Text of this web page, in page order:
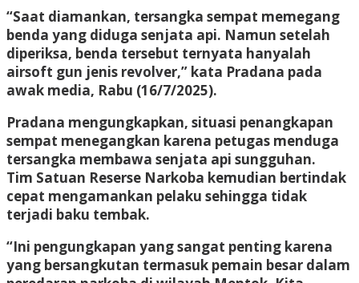
“Saat diamankan, tersangka sempat memegang
benda yang diduga senjata api. Namun setelah
diperiksa, benda tersebut ternyata hanyalah
airsoft gun jenis revolver,” kata Pradana pada
awak media, Rabu (16/7/2025).
Pradana mengungkapkan, situasi penangkapan
sempat menegangkan karena petugas menduga
tersangka membawa senjata api sungguhan.
Tim Satuan Reserse Narkoba kemudian bertindak
cepat mengamankan pelaku sehingga tidak
terjadi baku tembak.
“Ini pengungkapan yang sangat penting karena
yang bersangkutan termasuk pemain besar dalam